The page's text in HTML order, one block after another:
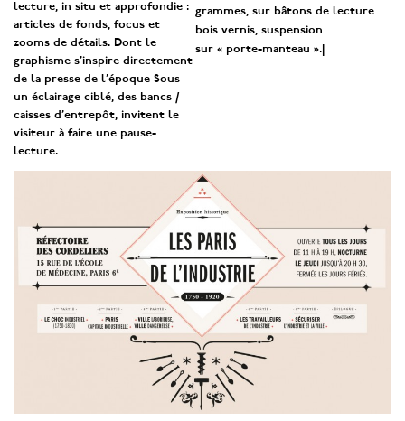
lecture, in situ et approfondie :
articles de fonds, focus et
zooms de détails. Dont le
graphisme s’inspire directement
de la presse de l’époque Sous
un éclairage ciblé, des bancs /
caisses d’entrepôt, invitent le
visiteur à faire une pause-
lecture.
grammes, sur bâtons de lecture
bois vernis, suspension
sur « porte-manteau ».|